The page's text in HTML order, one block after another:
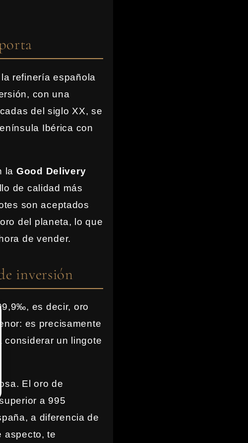
refinería española
con una
del siglo XX, se
Ibérica con
la Good Delivery
de calidad más
son aceptados
del planeta, lo que
de vender.
inversión
es decir, oro
es precisamente
considerar un lingote
El oro de
a 995
a diferencia de
aspecto, te